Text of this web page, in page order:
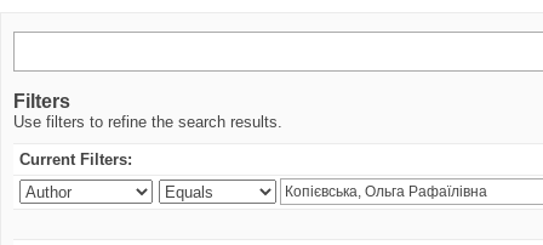
Filters
Use filters to refine the search results.
Current Filters: